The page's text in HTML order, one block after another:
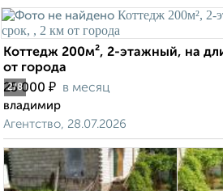
2/8
Коттедж 200м², 2-этажный, на
от города
25 000 ₽ в месяц
владимир
Агентство, 28.07.2026